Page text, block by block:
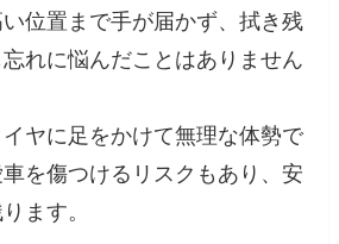
位置まで手が届かず、拭き残
れに悩んだことはありません
ヤに足をかけて無理な体勢で
を傷つけるリスクもあり、安
ます。